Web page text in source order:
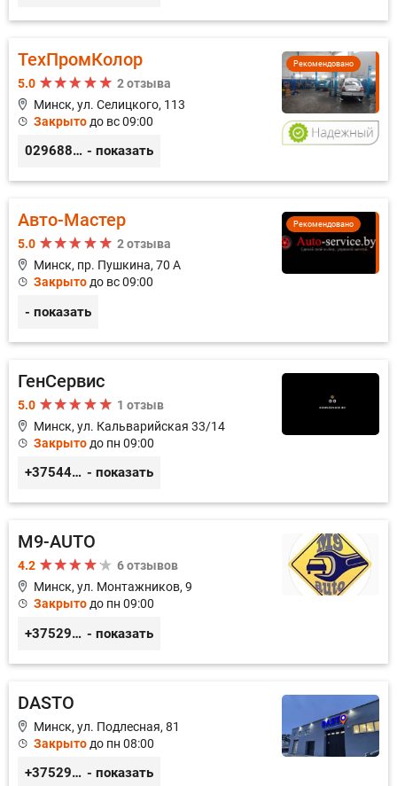
Рекомендовано
ТехПромКолор
5.0
2 отзыва
Минск, ул. Селицкого, 113
Закрыто до вс 09:00
0296889898 - показать
Рекомендовано
Авто-Мастер
5.0
2 отзыва
Минск, пр. Пушкина, 70 А
Закрыто до вс 09:00
- показать
ГенСервис
5.0
1 отзыв
Минск, ул. Кальварийская 33/14
Закрыто до пн 09:00
+375444649592 - показать
M9-AUTO
4.2
6 отзывов
Минск, ул. Монтажников, 9
Закрыто до пн 09:00
+375299395764 - показать
DASTO
Минск, ул. Подлесная, 81
Закрыто до пн 08:00
+375296606560 - показать